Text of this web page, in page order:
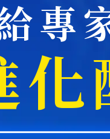
專
化